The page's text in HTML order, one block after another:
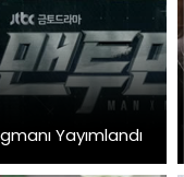
Yayımlandı